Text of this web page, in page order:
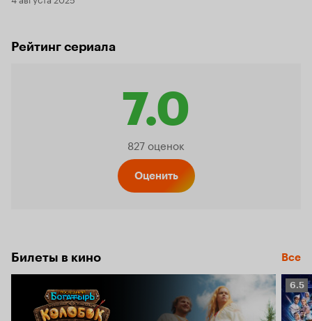
Рейтинг сериала
7.0
Рейтинг
827 оценок
Оценить
Билеты в кино Все
6.5
6.5